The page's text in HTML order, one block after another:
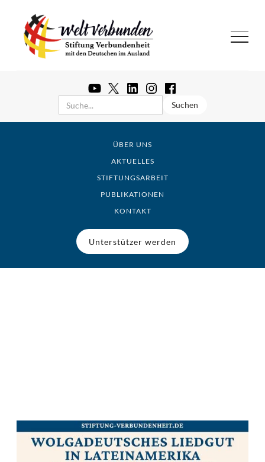
ÜBER UNS
AKTUELLES
STIFTUNGSARBEIT
PUBLIKATIONEN
KONTAKT
Unterstützer werden